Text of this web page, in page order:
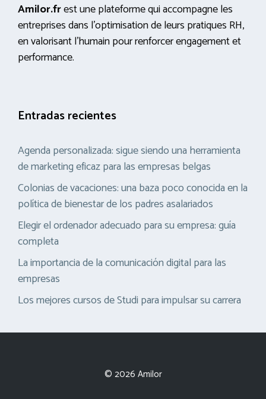
Amilor.frest une plateforme qui accompagne les
entreprises dans l’optimisation de leurs pratiques RH,
en valorisant l’humain pour renforcer engagement et
performance.
Entradas recientes
Agenda personalizada: sigue siendo una herramienta
de marketing eficaz para las empresas belgas
Colonias de vacaciones: una baza poco conocida en la
política de bienestar de los padres asalariados
Elegir el ordenador adecuado para su empresa: guía
completa
La importancia de la comunicación digital para las
empresas
Los mejores cursos de Studi para impulsar su carrera
© 2026 Amilor